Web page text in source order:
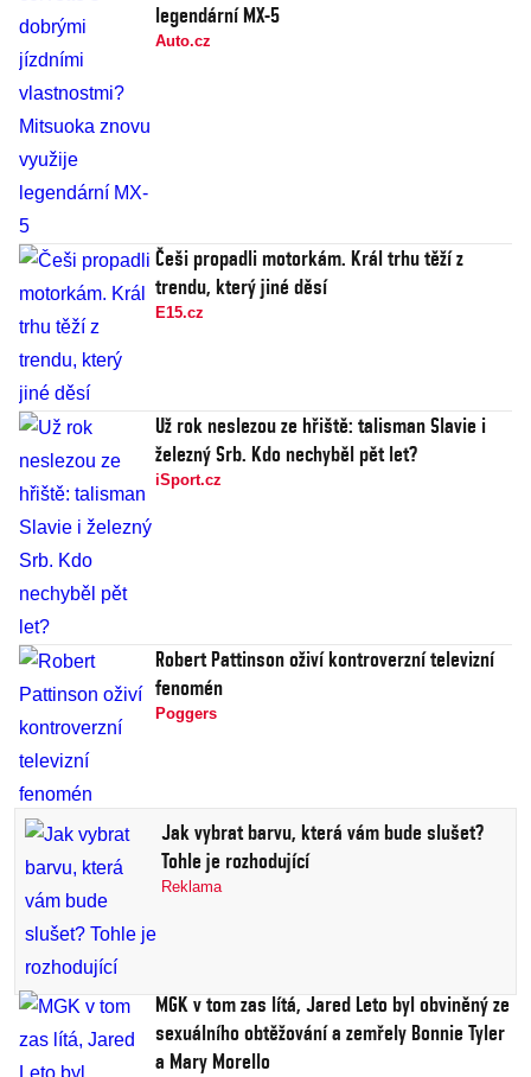
legendární MX-5
Auto.cz
Češi propadli motorkám. Král trhu těží z
trendu, který jiné děsí
E15.cz
Už rok neslezou ze hřiště: talisman Slavie i
železný Srb. Kdo nechyběl pět let?
iSport.cz
Robert Pattinson oživí kontroverzní televizní
fenomén
Poggers
Jak vybrat barvu, která vám bude slušet?
Tohle je rozhodující
Reklama
MGK v tom zas lítá, Jared Leto byl obviněný ze
sexuálního obtěžování a zemřely Bonnie Tyler
a Mary Morello